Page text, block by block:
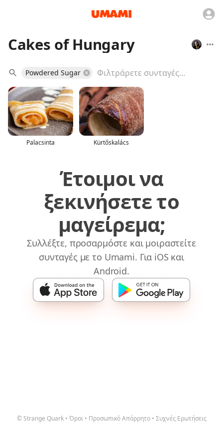
Cakes of Hungary
Powdered Sugar
Palacsinta Kürtőskalács
Έτοιμοι να
ξεκινήσετε το
μαγείρεμα;
Συλλέξτε, προσαρμόστε και μοιραστείτε
συνταγές με το Umami. Για iOS και
Android.
© Strange Quark • Όροι • Προσωπικό Απόρρητο • Συχνές Ερωτήσεις